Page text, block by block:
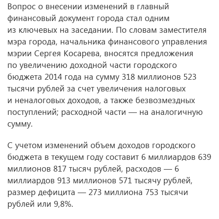
Вопрос о внесении изменений в главный
финансовый документ города стал одним
из ключевых на заседании. По словам заместителя
мэра города, начальника финансового управления
мэрии Сергея Косарева, вносятся предложения
по увеличению доходной части городского
бюджета 2014 года на сумму 318 миллионов 523
тысячи рублей за счет увеличения налоговых
и неналоговых доходов, а также безвозмездных
поступлений; расходной части — на аналогичную
сумму.
С учетом изменений объем доходов городского
бюджета в текущем году составит 6 миллиардов 639
миллионов 817 тысяч рублей, расходов — 6
миллиардов 913 миллионов 571 тысячу рублей,
размер дефицита — 273 миллиона 753 тысячи
рублей или 9,8%.